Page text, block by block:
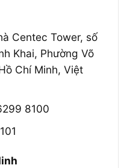
Centec Tower, số
Khai, Phường Võ
Chí Minh, Việt
8100